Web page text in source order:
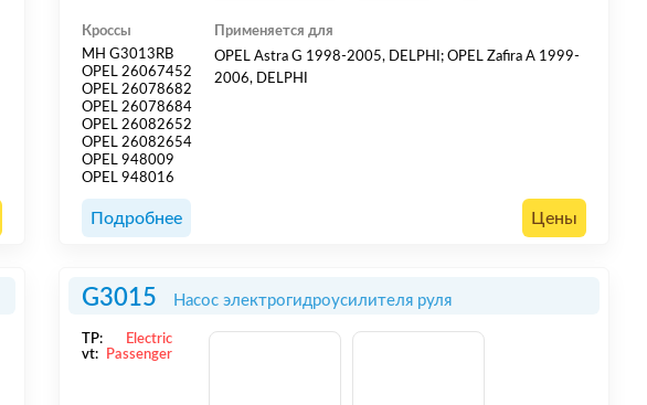
Кроссы
MH G3013RB
OPEL 26067452
OPEL 26078682
OPEL 26078684
OPEL 26082652
OPEL 26082654
OPEL 948009
OPEL 948016
Применяется для
OPEL Astra G 1998-2005, DELPHI; OPEL Zafira A 1999-
2006, DELPHI
Подробнее Цены
G3015 Насос электрогидроусилителя руля
TP:
Electric
vt:
Passenger